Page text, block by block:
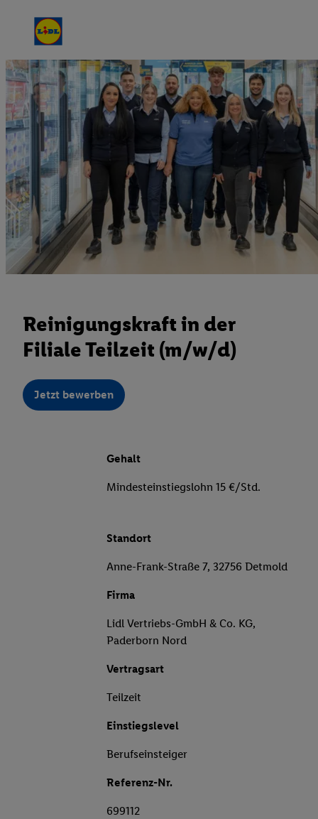
Reinigungskraft in der
Filiale Teilzeit (m/w/d)
Jetzt bewerben
Gehalt
Mindesteinstiegslohn 15 €/Std.
Standort
Anne-Frank-Straße 7, 32756 Detmold
Firma
Lidl Vertriebs-GmbH & Co. KG,
Paderborn Nord
Vertragsart
Teilzeit
Einstiegslevel
Berufseinsteiger
Referenz-Nr.
699112